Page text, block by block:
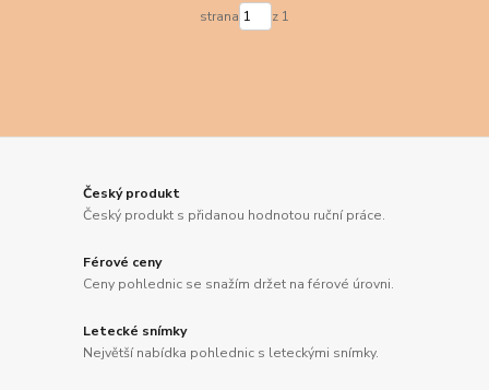
strana z 1
Český produkt
Český produkt s přidanou hodnotou ruční práce.
Férové ceny
Ceny pohlednic se snažím držet na férové úrovni.
Letecké snímky
Největší nabídka pohlednic s leteckými snímky.